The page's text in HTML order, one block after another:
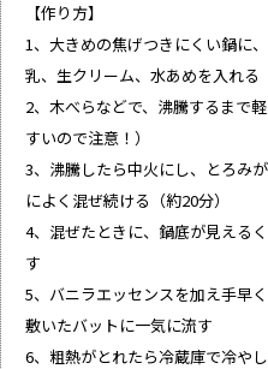
【作り方】
1、大きめの焦げつきにくい鍋に
乳、生クリーム、水あめを入れる
2、木べらなどで、沸騰するまで
すいので注意！）
3、沸騰したら中火にし、とろみ
によく混ぜ続ける（約20分）
4、混ぜたときに、鍋底が見える
す
5、バニラエッセンスを加え手早
敷いたバットに一気に流す
6、粗熱がとれたら冷蔵庫で冷や